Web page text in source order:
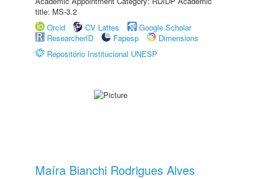
title: MS-3.2
Orcid
CV Lattes
Google Scholar
ResearcherID
Fapesp
Dimensions
Repositório Institucional UNESP
Maíra Bianchi Rodrigues Alves